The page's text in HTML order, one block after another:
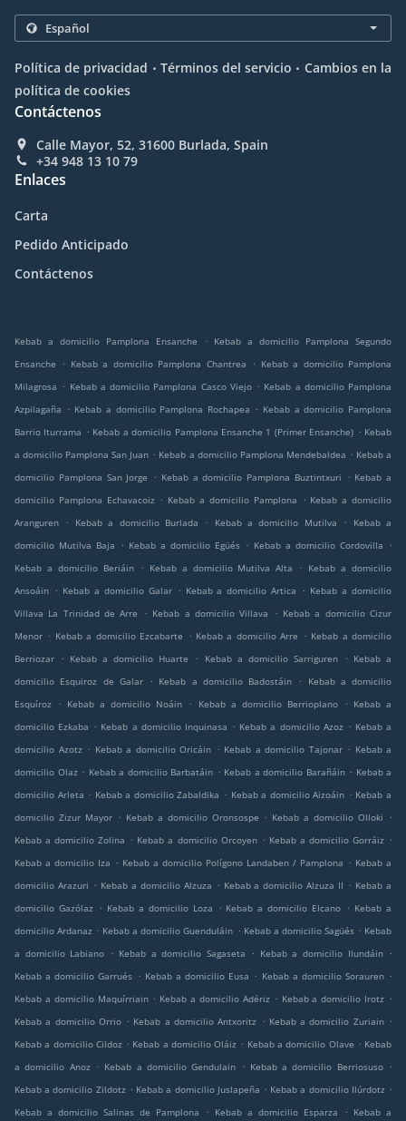
Política de privacidad . Términos del servicio . Cambios en la
política de cookies
Contáctenos
Calle Mayor, 52, 31600 Burlada, Spain
+34 948 13 10 79
Enlaces
Carta
Pedido Anticipado
Contáctenos
Kebab a domicilio Pamplona Ensanche . Kebab a domicilio Pamplona Segundo
Ensanche
. Kebab a domicilio Pamplona Chantrea . Kebab a domicilio Pamplona
Milagrosa . Kebab a domicilio Pamplona Casco Viejo . Kebab a domicilio Pamplona
Azpilagaña
. Kebab a domicilio Pamplona Rochapea . Kebab a domicilio Pamplona
Barrio Iturrama . Kebab a domicilio Pamplona Ensanche 1 (Primer Ensanche) . Kebab
a domicilio Pamplona San Juan . Kebab a domicilio Pamplona Mendebaldea . Kebab a
domicilio Pamplona San Jorge
. Kebab a domicilio Pamplona Buztintxuri . Kebab a
domicilio Pamplona Echavacoiz . Kebab a domicilio Pamplona . Kebab a domicilio
Aranguren
. Kebab a domicilio Burlada . Kebab a domicilio Mutilva .
Kebab a
domicilio Mutilva Baja
. Kebab a domicilio Egüés . Kebab a domicilio Cordovilla
.
Kebab a domicilio Beriáin
. Kebab a domicilio Mutilva Alta . Kebab a domicilio
Ansoáin . Kebab a domicilio Galar . Kebab a domicilio Artica . Kebab a domicilio
Villava La Trinidad de Arre
. Kebab a domicilio Villava . Kebab a domicilio Cizur
Menor . Kebab a domicilio Ezcabarte . Kebab a domicilio Arre . Kebab a domicilio
Berriozar
. Kebab a domicilio Huarte . Kebab a domicilio Sarriguren . Kebab a
domicilio Esquiroz de Galar
. Kebab a domicilio Badostáin .
Kebab a domicilio
Esquíroz
. Kebab a domicilio Noáin . Kebab a domicilio Berrioplano . Kebab a
domicilio Ezkaba . Kebab a domicilio Inquinasa . Kebab a domicilio Azoz . Kebab a
domicilio Azotz . Kebab a domicilio Oricáin . Kebab a domicilio Tajonar . Kebab a
domicilio Olaz . Kebab a domicilio Barbatáin . Kebab a domicilio Barañáin . Kebab a
domicilio Arleta . Kebab a domicilio Zabaldika . Kebab a domicilio Aizoáin . Kebab a
domicilio Zizur Mayor . Kebab a domicilio Oronsospe . Kebab a domicilio Olloki
.
Kebab a domicilio Zolina . Kebab a domicilio Orcoyen . Kebab a domicilio Gorráiz .
Kebab a domicilio Iza . Kebab a domicilio Polígono Landaben / Pamplona . Kebab a
domicilio Arazuri . Kebab a domicilio Alzuza . Kebab a domicilio Alzuza II . Kebab a
domicilio Gazólaz . Kebab a domicilio Loza . Kebab a domicilio Elcano . Kebab a
domicilio Ardanaz . Kebab a domicilio Guenduláin . Kebab a domicilio Sagüés . Kebab
a domicilio Labiano
. Kebab a domicilio Sagaseta . Kebab a domicilio Ilundáin
.
Kebab a domicilio Garrués . Kebab a domicilio Eusa . Kebab a domicilio Sorauren .
Kebab a domicilio Maquírriain . Kebab a domicilio Adériz . Kebab a domicilio Irotz .
Kebab a domicilio Orrio . Kebab a domicilio Antxoritz . Kebab a domicilio Zuriain .
Kebab a domicilio Cildoz . Kebab a domicilio Oláiz . Kebab a domicilio Olave . Kebab
a domicilio Anoz . Kebab a domicilio Gendulain . Kebab a domicilio Berriosuso .
Kebab a domicilio Zildotz . Kebab a domicilio Juslapeña . Kebab a domicilio Ilúrdotz .
Kebab a domicilio Salinas de Pamplona
. Kebab a domicilio Esparza . Kebab a